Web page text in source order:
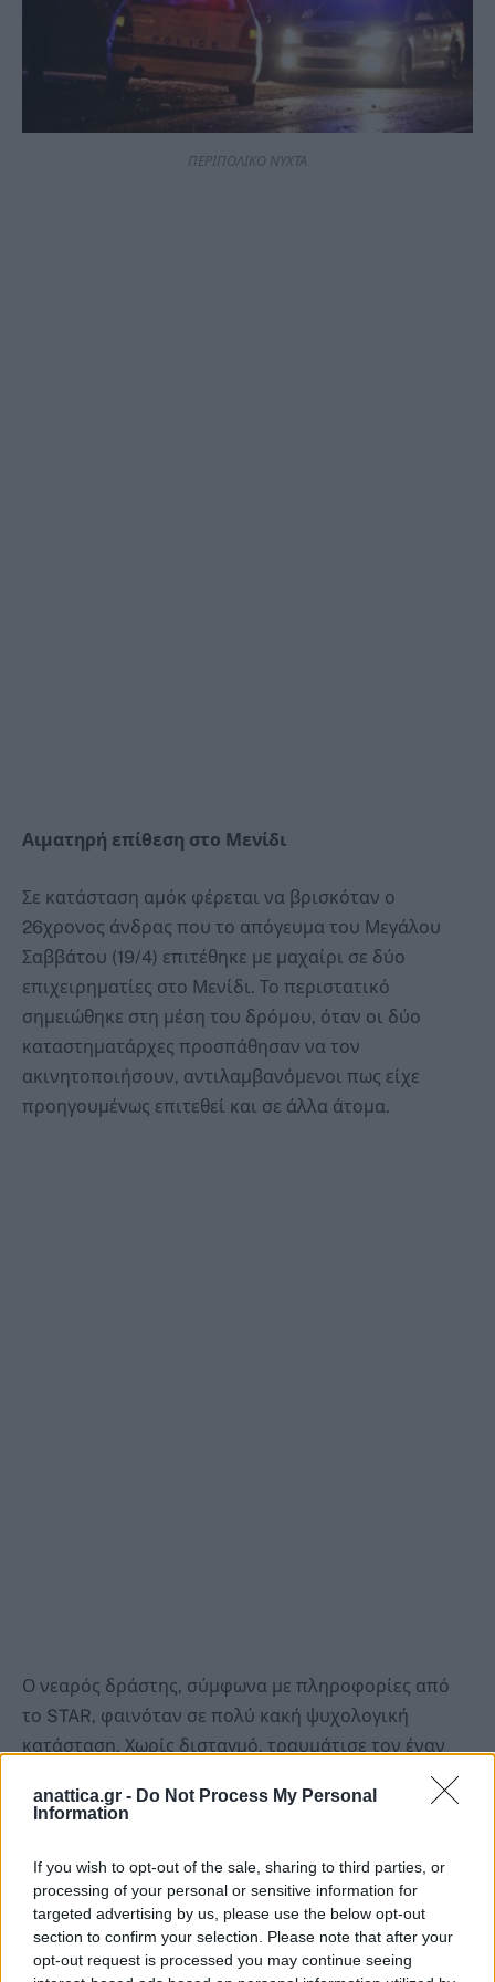
anattica.gr - Do Not Process My Personal
Information
If you wish to opt-out of the sale, sharing to third parties, or
processing of your personal or sensitive information for
targeted advertising by us, please use the below opt-out
section to confirm your selection. Please note that after your
opt-out request is processed you may continue seeing
ΠΕΡΙΠΟΛΙΚΟ ΝΥΧΤΑ
Αιματηρή επίθεση στο Μενίδι
Σε κατάσταση αμόκ φέρεται να βρισκόταν ο
26χρονος άνδρας που το απόγευμα του Μεγάλου
Σαββάτου (19/4) επιτέθηκε με μαχαίρι σε δύο
επιχειρηματίες στο Μενίδι. Το περιστατικό
σημειώθηκε στη μέση του δρόμου, όταν οι δύο
καταστηματάρχες προσπάθησαν να τον
ακινητοποιήσουν, αντιλαμβανόμενοι πως είχε
προηγουμένως επιτεθεί και σε άλλα άτομα.
Ο νεαρός δράστης, σύμφωνα με πληροφορίες από
το STAR, φαινόταν σε πολύ κακή ψυχολογική
κατάσταση. Χωρίς δισταγμό, τραυμάτισε τον έναν
θώρακα, προκαλώντας σοκ στους
Άμεση ήταν η κινητοποίηση των κατοίκων της
περιοχής, οι οποίοι κατάφεραν να τον
ακινητοποιήσουν μέχρι να φτάσει η αστυνομία και